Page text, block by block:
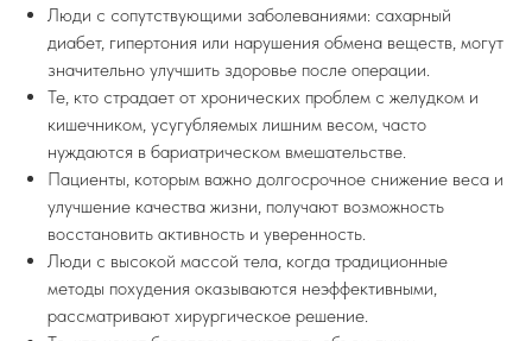
Люди с сопутствующими заболеваниями: сахарный
диабет, гипертония или нарушения обмена веществ, могут
значительно улучшить здоровье после операции.
Те, кто страдает от хронических проблем с желудком и
кишечником, усугубляемых лишним весом, часто
нуждаются в бариатрическом вмешательстве.
Пациенты, которым важно долгосрочное снижение веса и
улучшение качества жизни, получают возможность
восстановить активность и уверенность.
Люди с высокой массой тела, когда традиционные
методы похудения оказываются неэффективными,
рассматривают хирургическое решение.